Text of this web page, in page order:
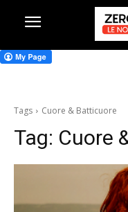
Tags Cuore & Batticuore
Tag: Cuore